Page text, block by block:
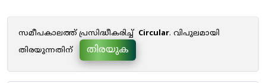
സമീപകാലത്ത് പ്രസിദ്ധീകരിച്ച് Circular. വിപുലമായി
തിരയുന്നതിന്
തിരയുക